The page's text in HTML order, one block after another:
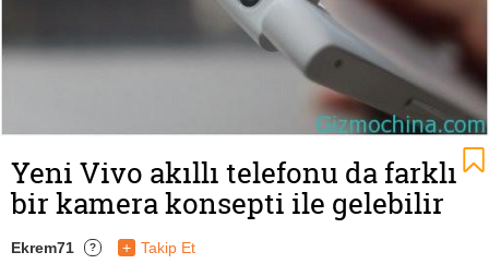
Yeni Vivo akıllı telefonu da farklı
bir kamera konsepti ile gelebilir
Ekrem71 ? + Takip Et